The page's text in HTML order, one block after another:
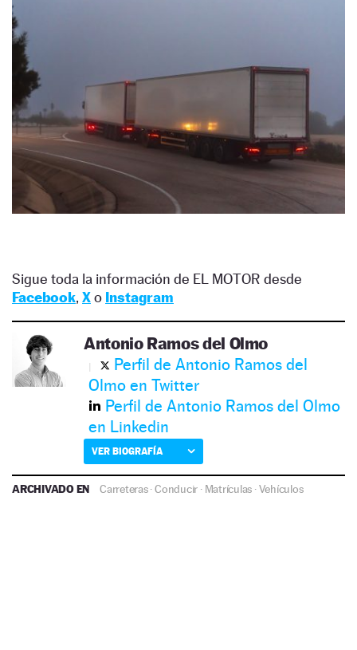
Sigue toda la información de EL MOTOR desde
Facebook, Xo Instagram
Antonio Ramos del Olmo
Perfil de Antonio Ramos del
Olmo en Twitter
Perfil de Antonio Ramos del Olmo
en Linkedin
VER BIOGRAFÍA
ARCHIVADO EN Carreteras·Conducir · Matrículas ·Vehículos